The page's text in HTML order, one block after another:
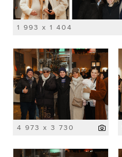
1 993 x 1 404
4 973 x 3 730